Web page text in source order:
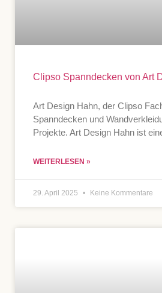
Clipso Spanndecken von Art
Art Design Hahn, der Clipso
Spanndecken und
Projekte. Art Design Hahn ist
WEITERLESEN »
29. April 2025 Keine Kommentare